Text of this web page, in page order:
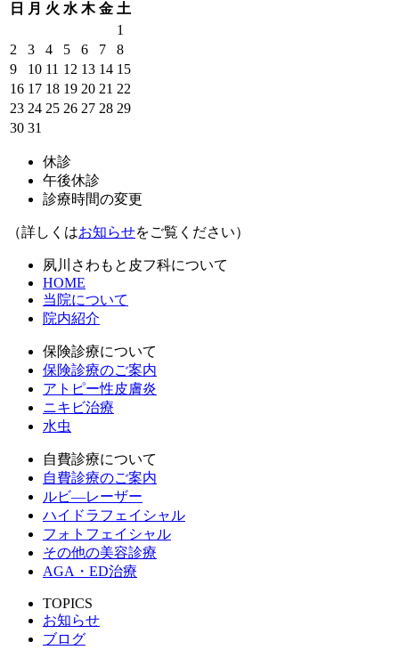
日
月 火 水 木 金 土
1
2
3 4 5 6 7
8
9
10 11 12 13 14 15
16 17 18 19 20 21 22
23 24 25 26 27 28 29
30 31
休診
午後休診
診療時間の変更
（詳しくはお知らせをご覧ください）
夙川さわもと皮フ科について
HOME
当院について
院内紹介
保険診療について
保険診療のご案内
アトピー性皮膚炎
ニキビ治療
水虫
自費診療について
自費診療のご案内
ルビ―レーザー
ハイドラフェイシャル
フォトフェイシャル
その他の美容診療
AGA・ED治療
TOPICS
お知らせ
ブログ